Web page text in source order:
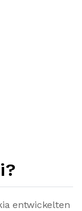
entwickelten